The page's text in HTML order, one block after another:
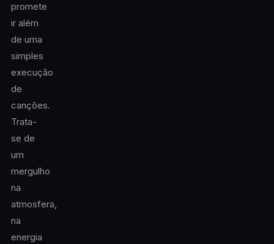
promete
ir além
de uma
simples
execução
de
canções.
Trata-
se de
um
mergulho
na
atmosfera,
na
energia